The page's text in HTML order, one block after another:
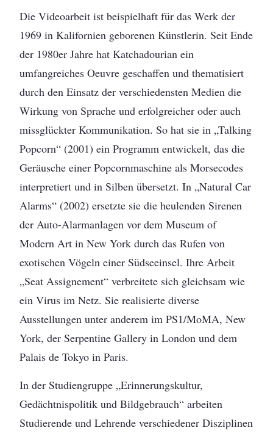
Die Videoarbeit ist beispielhaft für das Werk der
1969 in Kalifornien geborenen Künstlerin. Seit Ende
der 1980er Jahre hat Katchadourian ein
umfangreiches Oeuvre geschaffen und thematisiert
durch den Einsatz der verschiedensten Medien die
Wirkung von Sprache und erfolgreicher oder auch
missglückter Kommunikation. So hat sie in „Talking
Popcorn“ (2001) ein Programm entwickelt, das die
Geräusche einer Popcornmaschine als Morsecodes
interpretiert und in Silben übersetzt. In „Natural Car
Alarms“ (2002) ersetzte sie die heulenden Sirenen
der Auto-Alarmanlagen vor dem Museum of
Modern Art in New York durch das Rufen von
exotischen Vögeln einer Südseeinsel. Ihre Arbeit
„Seat Assignement“ verbreitete sich gleichsam wie
ein Virus im Netz. Sie realisierte diverse
Ausstellungen unter anderem im PS1/MoMA, New
York, der Serpentine Gallery in London und dem
Palais de Tokyo in Paris.
In der Studiengruppe „Erinnerungskultur,
Gedächtnispolitik und Bildgebrauch“ arbeiten
Studierende und Lehrende verschiedener Disziplinen